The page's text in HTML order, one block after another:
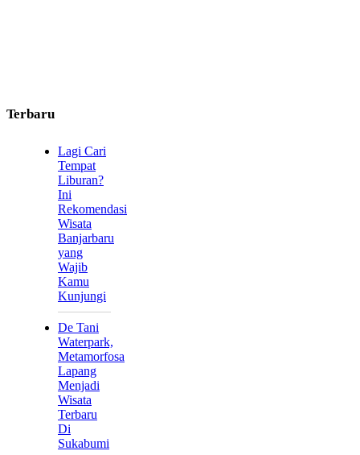
Terbaru
Lagi Cari
Tempat
Liburan?
Ini
Rekomendasi
Wisata
Banjarbaru
yang
Wajib
Kamu
Kunjungi
De Tani
Waterpark,
Metamorfosa
Lapang
Menjadi
Wisata
Terbaru
Di
Sukabumi